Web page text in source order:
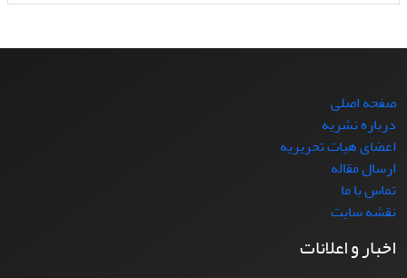
صفحه اصلی
درباره نشریه
اعضای هیات تحریریه
ارسال مقاله
تماس با ما
نقشه سایت
اخبار و اعلانات